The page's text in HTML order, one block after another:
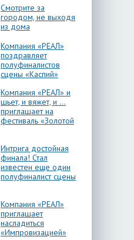
Смотрите за
городом, не выходя
из дома
Компания «РЕАЛ»
поздравляет
полуфиналистов
сцены «Каспий»
Компания «РЕАЛ» и
шьет, и вяжет, и …
приглашает на
фестиваль «Золотой
Интрига достойная
финала! Стал
известен еще один
полуфиналист сцены
Компания «РЕАЛ»
приглашает
насладиться
«Импровизацией»